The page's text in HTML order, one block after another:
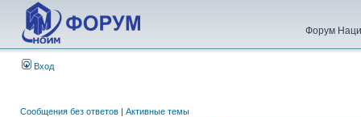
Форум
Вход
Сообщения без ответов | Активные темы